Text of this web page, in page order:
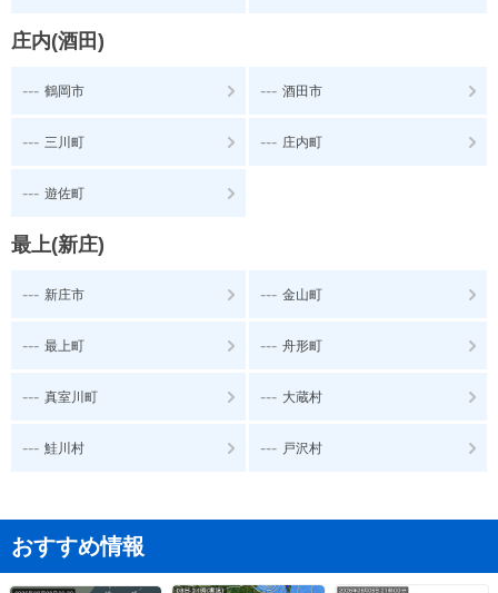
庄内(酒田)
--- 鶴岡市 --- 酒田市
--- 三川町 --- 庄内町
--- 遊佐町
最上(新庄)
--- 新庄市 --- 金山町
--- 最上町 --- 舟形町
--- 真室川町 --- 大蔵村
--- 鮭川村 --- 戸沢村
おすすめ情報